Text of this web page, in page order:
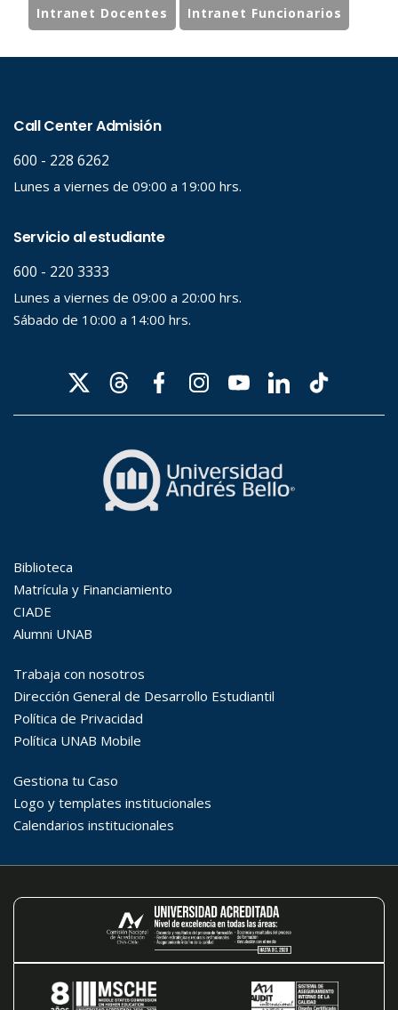
Intranet Docentes Intranet Funcionarios